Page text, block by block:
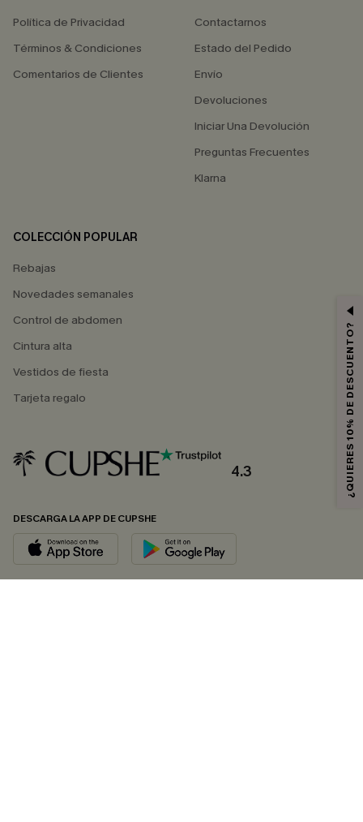
Política de Privacidad
Términos & Condiciones
Comentarios de Clientes
Contactarnos
Estado del Pedido
Envío
Devoluciones
Iniciar Una Devolución
Preguntas Frecuentes
Klarna
COLECCIÓN POPULAR
Rebajas
Novedades semanales
Control de abdomen
Cintura alta
Vestidos de fiesta
Tarjeta regalo
4.3
DESCARGA LA APP DE CUPSHE
¿QUIERES 10% DE DESCUENTO?